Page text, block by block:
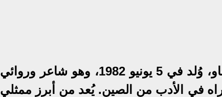
تساو شوي، ويُعرف أيضًا باسم شون تساو، وُلد في 5 يونيو 1982، وهو شاعر وروائي
في الأدب من الصين. يُعد من أبرز ممثلي